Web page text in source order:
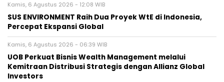
Kamis, 6 Agustus 2026 - 12:08 WIB
SUS ENVIRONMENT Raih Dua Proyek WtE di Indonesia,
Percepat Ekspansi Global
Kamis, 6 Agustus 2026 - 06:39 WIB
UOB Perkuat Bisnis Wealth Management melalui
Kemitraan Distribusi Strategis dengan Allianz Global
Investors